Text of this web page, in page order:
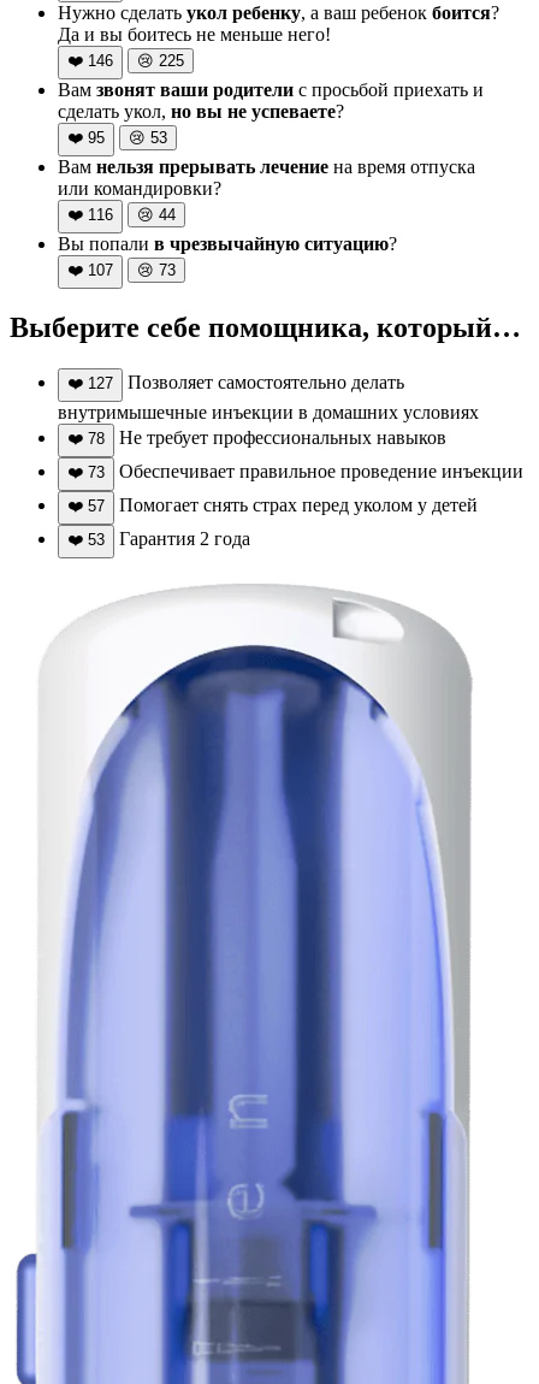
Нужно сделать укол ребенку, а ваш ребенок боится?
Да и вы боитесь не меньше него!
❤️ 146 😢 225
Вам звонят ваши родители с просьбой приехать и
сделать укол, но вы не успеваете?
❤️ 95 😢 53
Вам нельзя прерывать лечение на время отпуска
или командировки?
❤️ 116 😢 44
Вы попали в чрезвычайную ситуацию?
❤️ 107 😢 73
Выберите себе помощника, который…
❤️ 127
Позволяет самостоятельно делать
внутримышечные инъекции в домашних условиях
❤️ 78 Не требует профессиональных навыков
❤️ 73 Обеспечивает правильное проведение инъекции
❤️ 57 Помогает снять страх перед уколом у детей
❤️ 53 Гарантия 2 года